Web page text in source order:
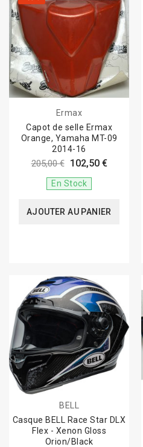
Ermax
Capot de selle Ermax
Orange, Yamaha MT-09
2014-16
205,00 € 102,50 €
En Stock
AJOUTER AU PANIER
BELL
Casque BELL Race Star DLX
Flex - Xenon Gloss
Orion/Black